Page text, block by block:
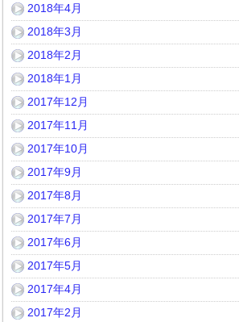
2018年4月
2018年3月
2018年2月
2018年1月
2017年12月
2017年11月
2017年10月
2017年9月
2017年8月
2017年7月
2017年6月
2017年5月
2017年4月
2017年2月